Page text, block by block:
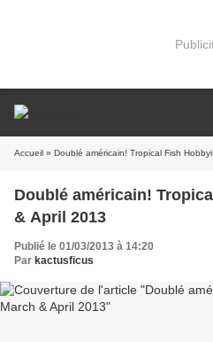
Accueil » Doublé américain! Tropical Fish
Doublé américain!
& April 2013
Publié le 01/03/2013 à 14:20
Par kactusficus